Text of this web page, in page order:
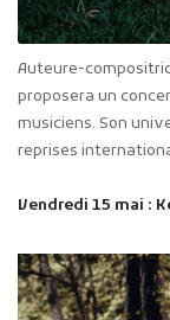
Auteure-
proposera un
musiciens. Son
reprises
Vendredi 15 mai :